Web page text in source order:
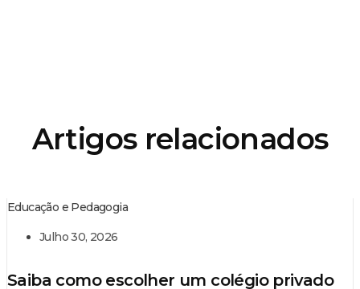
Artigos relacionados
Educação e Pedagogia
Julho 30, 2026
Saiba como escolher um colégio privado